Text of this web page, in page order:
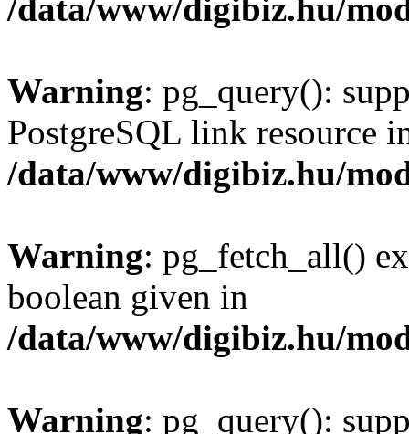
/data/www/digibiz.hu/
Warning: pg_query():
PostgreSQL link resource
/data/www/digibiz.hu/
Warning: pg_fetch_all()
boolean given in
/data/www/digibiz.hu/
Warning: pg_query():